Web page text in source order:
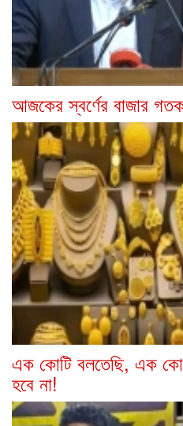
আজকের স্বর্ণের বাজার
এক কোটি বলতেছি, এক
হবে না!